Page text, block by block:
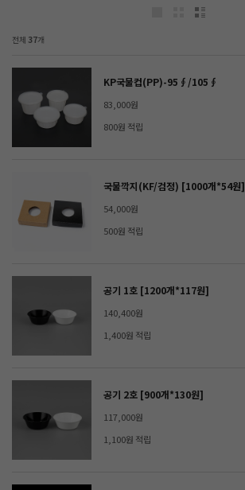
전체 37개
KP국물컵(PP)-95∮/105∮
83,000원
800원 적립
국물깍지(KF/검정) [1000개*54원]
54,000원
500원 적립
공기 1호 [1200개*117원]
140,400원
1,400원 적립
공기 2호 [900개*130원]
117,000원
1,100원 적립